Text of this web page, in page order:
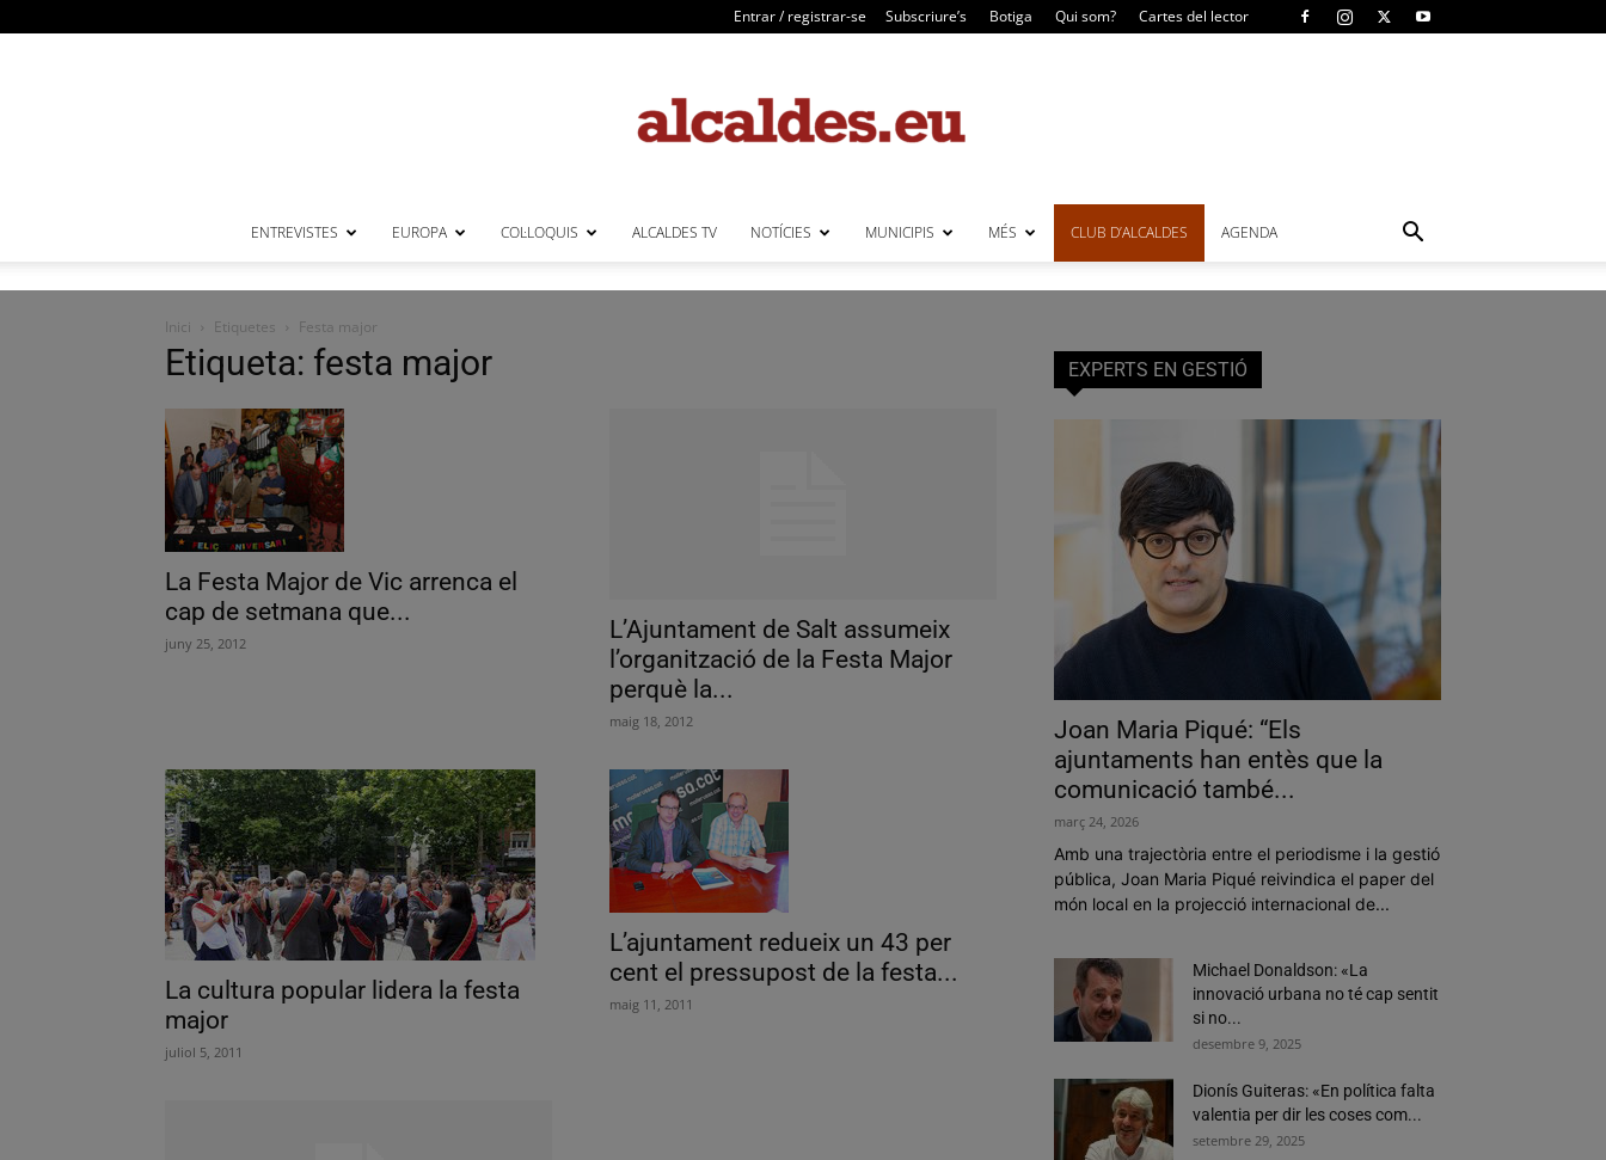
Entrar / registrar-se Subscriure’s Botiga Qui som? Cartes del lector
ENTREVISTES EUROPA COL·LOQUIS ALCALDES TV NOTÍCIES MUNICIPIS MÉS CLUB D’ALCALDES AGENDA
Inici Etiquetes Festa major
Etiqueta: festa major
La Festa Major de Vic arrenca el
cap de setmana que...
juny 25, 2012
L’Ajuntament de Salt assumeix
l’organització de la Festa Major
perquè la...
maig 18, 2012
La cultura popular lidera la festa
major
juliol 5, 2011
L’ajuntament redueix un 43 per
cent el pressupost de la festa...
maig 11, 2011
EXPERTS EN GESTIÓ
Joan Maria Piqué: “Els
ajuntaments han entès que la
comunicació també...
març 24, 2026
Amb una trajectòria entre el periodisme i la gestió
pública, Joan Maria Piqué reivindica el paper del
món local en la projecció internacional de...
Michael Donaldson: «La
innovació urbana no té cap sentit
si no...
desembre 9, 2025
Dionís Guiteras: «En política falta
valentia per dir les coses com...
setembre 29, 2025